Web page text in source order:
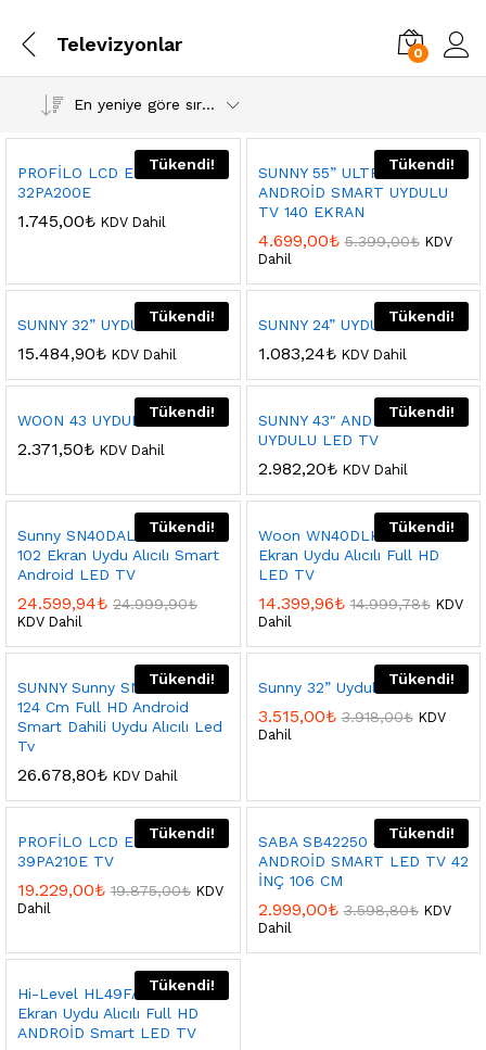
Televizyonlar 0
En yeniye göre sırala
Tükendi!
PROFİLO LCD EKRAN 82-95
32PA200E
1.745,00₺ KDV Dahil
Tükendi!
SUNNY 55” ULTRA HD 4K
ANDROİD SMART UYDULU
TV 140 EKRAN
4.699,00₺ 5.399,00₺ KDV
Dahil
Tükendi!
SUNNY 32” UYDULU LED TV
15.484,90₺ KDV Dahil
Tükendi!
SUNNY 24” UYDULU LED TV
1.083,24₺ KDV Dahil
Tükendi!
WOON 43 UYDULU LED TV
2.371,50₺ KDV Dahil
Tükendi!
SUNNY 43″ ANDROİD SMART
UYDULU LED TV
2.982,20₺ KDV Dahil
Tükendi!
Sunny SN40DAL13-TNR 40″
102 Ekran Uydu Alıcılı Smart
Android LED TV
24.599,94₺ 24.999,90₺
KDV Dahil
Tükendi!
Woon WN40DLK010 40″ 102
Ekran Uydu Alıcılı Full HD
LED TV
14.399,96₺ 14.999,78₺ KDV
Dahil
Tükendi!
SUNNY Sunny SN49FAL27
124 Cm Full HD Android
Smart Dahili Uydu Alıcılı Led
Tv
26.678,80₺ KDV Dahil
Tükendi!
Sunny 32” Uydulu Led Tv
3.515,00₺ 3.918,00₺ KDV
Dahil
Tükendi!
PROFİLO LCD EKRAN
39PA210E TV
19.229,00₺ 19.875,00₺ KDV
Dahil
Tükendi!
SABA SB42250 42″ FULL HD
ANDROİD SMART LED TV 42
İNÇ 106 CM
2.999,00₺ 3.598,80₺ KDV
Dahil
Tükendi!
Hi-Level HL49FAL27 49″ 124
Ekran Uydu Alıcılı Full HD
ANDROİD Smart LED TV